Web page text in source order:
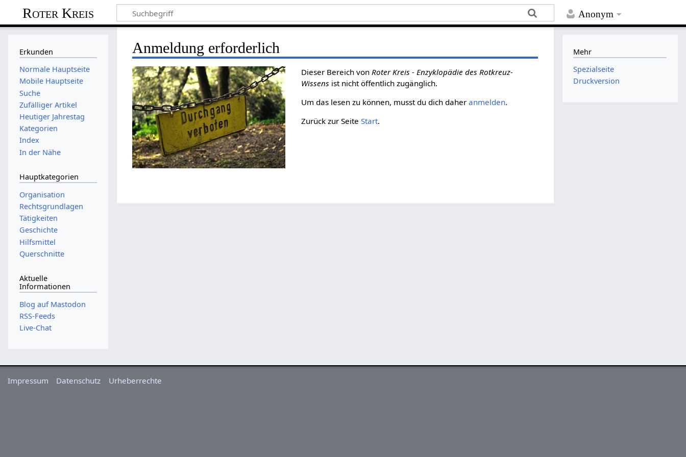
Anonym
Roter Kreis
Anmeldung erforderlich
Dieser Bereich von Roter Kreis - Enzyklopädie des Rotkreuz-
Wissens ist nicht öffentlich zugänglich.
Um das lesen zu können, musst du dich daher anmelden.
Zurück zur Seite Start.
Erkunden
Normale Hauptseite
Mobile Hauptseite
Suche
Zufälliger Artikel
Heutiger Jahrestag
Kategorien
Index
In der Nähe
Hauptkategorien
Organisation
Rechtsgrundlagen
Tätigkeiten
Geschichte
Hilfsmittel
Querschnitte
Aktuelle
Informationen
Blog auf Mastodon
RSS-Feeds
Live-Chat
Mehr
Spezialseite
Druckversion
Impressum Datenschutz Urheberrechte